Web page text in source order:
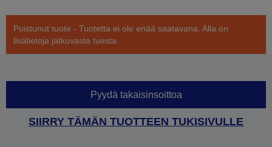
Poistunut tuote - Tuotetta ei ole enää saatavana. Alla on
lisätietoja jatkuvasta tuesta.
Pyydä takaisinsoittoa
SIIRRY TÄMÄN TUOTTEEN TUKISIVULLE